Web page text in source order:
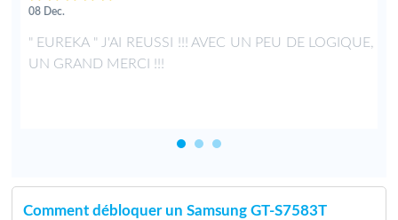
08 Dec.
" EUREKA " J'AI REUSSI !!! AVEC UN PEU DE LOGIQUE,
UN GRAND MERCI !!!
Comment débloquer un Samsung GT-S7583T